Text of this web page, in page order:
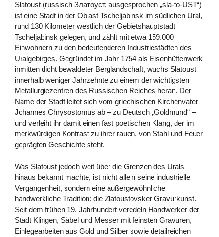
Slatoust (russisch Златоуст, ausgesprochen „sla-to-UST“)
ist eine Stadt in der Oblast Tscheljabinsk im südlichen Ural,
rund 130 Kilometer westlich der Gebietshauptstadt
Tscheljabinsk gelegen, und zählt mit etwa 159.000
Einwohnern zu den bedeutenderen Industriestädten des
Uralgebirges. Gegründet im Jahr 1754 als Eisenhüttenwerk
inmitten dicht bewaldeter Berglandschaft, wuchs Slatoust
innerhalb weniger Jahrzehnte zu einem der wichtigsten
Metallurgiezentren des Russischen Reiches heran. Der
Name der Stadt leitet sich vom griechischen Kirchenvater
Johannes Chrysostomus ab – zu Deutsch „Goldmund“ –
und verleiht ihr damit einen fast poetischen Klang, der im
merkwürdigen Kontrast zu ihrer rauen, von Stahl und Feuer
geprägten Geschichte steht.
Was Slatoust jedoch weit über die Grenzen des Urals
hinaus bekannt machte, ist nicht allein seine industrielle
Vergangenheit, sondern eine außergewöhnliche
handwerkliche Tradition: die Zlatoustovsker Gravurkunst.
Seit dem frühen 19. Jahrhundert veredeln Handwerker der
Stadt Klingen, Säbel und Messer mit feinsten Gravuren,
Einlegearbeiten aus Gold und Silber sowie detailreichen